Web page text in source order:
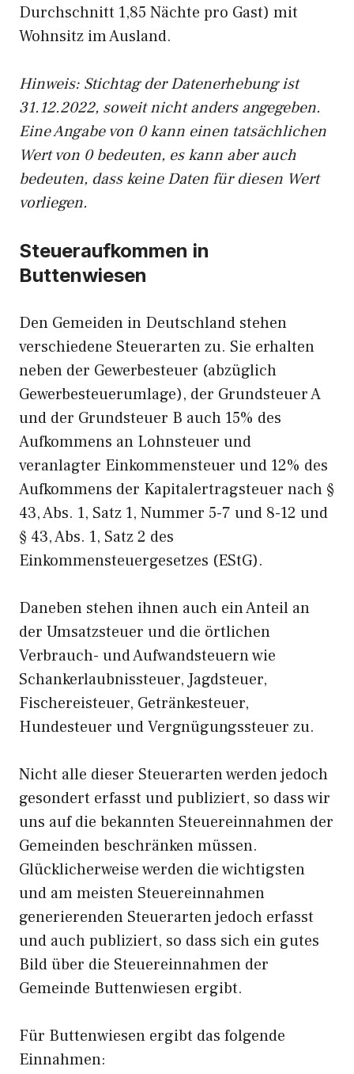
Durchschnitt 1,85 Nächte pro Gast) mit
Wohnsitz im Ausland.
Hinweis: Stichtag der Datenerhebung ist
31.12.2022, soweit nicht anders angegeben.
Eine Angabe von 0 kann einen tatsächlichen
Wert von 0 bedeuten, es kann aber auch
bedeuten, dass keine Daten für diesen Wert
vorliegen.
Steueraufkommen in
Buttenwiesen
Den Gemeiden in Deutschland stehen
verschiedene Steuerarten zu. Sie erhalten
neben der Gewerbesteuer (abzüglich
Gewerbesteuerumlage), der Grundsteuer A
und der Grundsteuer B auch 15% des
Aufkommens an Lohnsteuer und
veranlagter Einkommensteuer und 12% des
Aufkommens der Kapitalertragsteuer nach §
43, Abs. 1, Satz 1, Nummer 5-7 und 8-12 und
§ 43, Abs. 1, Satz 2 des
Einkommensteuergesetzes (EStG).
Daneben stehen ihnen auch ein Anteil an
der Umsatzsteuer und die örtlichen
Verbrauch- und Aufwandsteuern wie
Schankerlaubnissteuer, Jagdsteuer,
Fischereisteuer, Getränkesteuer,
Hundesteuer und Vergnügungssteuer zu.
Nicht alle dieser Steuerarten werden jedoch
gesondert erfasst und publiziert, so dass wir
uns auf die bekannten Steuereinnahmen der
Gemeinden beschränken müssen.
Glücklicherweise werden die wichtigsten
und am meisten Steuereinnahmen
generierenden Steuerarten jedoch erfasst
und auch publiziert, so dass sich ein gutes
Bild über die Steuereinnahmen der
Gemeinde Buttenwiesen ergibt.
Für Buttenwiesen ergibt das folgende
Einnahmen: